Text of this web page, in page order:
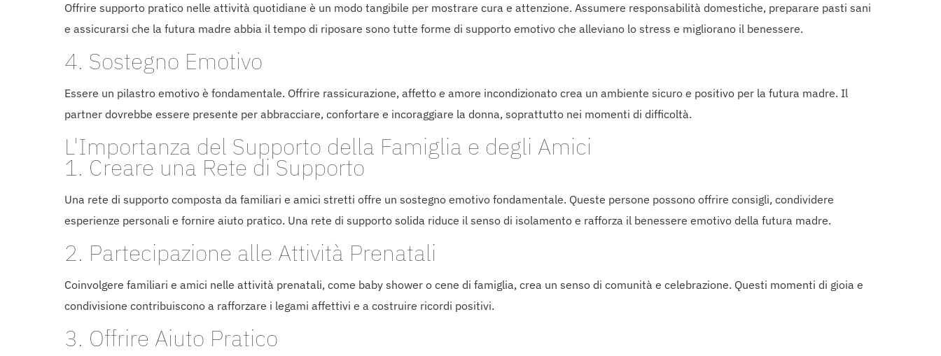
Offrire supporto pratico nelle attività quotidiane è un modo tangibile per mostrare cura e attenzione. Assumere responsabilità domestiche, preparare pasti sani
e assicurarsi che la futura madre abbia il tempo di riposare sono tutte forme di supporto emotivo che alleviano lo stress e migliorano il benessere.
4. Sostegno Emotivo
Essere un pilastro emotivo è fondamentale. Offrire rassicurazione, affetto e amore incondizionato crea un ambiente sicuro e positivo per la futura madre. Il
partner dovrebbe essere presente per abbracciare, confortare e incoraggiare la donna, soprattutto nei momenti di difficoltà.
L'Importanza del Supporto della Famiglia e degli Amici
1. Creare una Rete di Supporto
Una rete di supporto composta da familiari e amici stretti offre un sostegno emotivo fondamentale. Queste persone possono offrire consigli, condividere
esperienze personali e fornire aiuto pratico. Una rete di supporto solida riduce il senso di isolamento e rafforza il benessere emotivo della futura madre.
2. Partecipazione alle Attività Prenatali
Coinvolgere familiari e amici nelle attività prenatali, come baby shower o cene di famiglia, crea un senso di comunità e celebrazione. Questi momenti di gioia e
condivisione contribuiscono a rafforzare i legami affettivi e a costruire ricordi positivi.
3. Offrire Aiuto Pratico